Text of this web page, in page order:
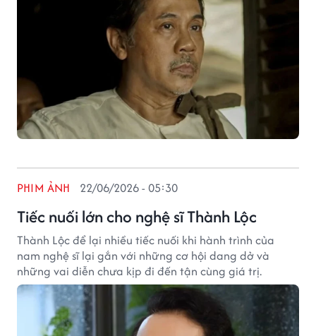
Tiếc nuối lớn cho nghệ sĩ Thành Lộc
PHIM ẢNH 22/06/2026 - 05:30
Thành Lộc để lại nhiều tiếc nuối khi hành trình của
nam nghệ sĩ lại gắn với những cơ hội dang dở và
những vai diễn chưa kịp đi đến tận cùng giá trị.